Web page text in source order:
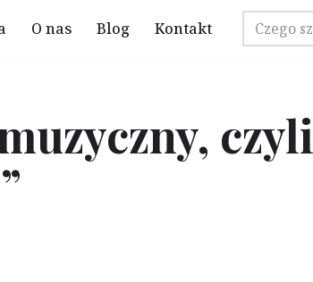
O nas Blog Kontakt
czyli